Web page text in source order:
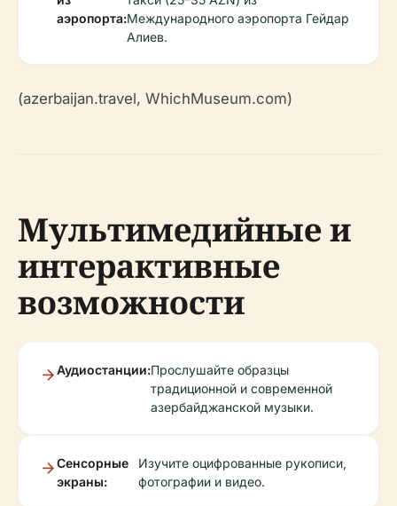
аэропорта:Международного аэропорта Гейдар
Алиев.
(azerbaijan.travel, WhichMuseum.com)
Мультимедийные и
интерактивные
возможности
Аудиостанции:Прослушайте образцы
традиционной и современной
азербайджанской музыки.
Сенсорные
экраны:
Изучите оцифрованные рукописи,
фотографии и видео.